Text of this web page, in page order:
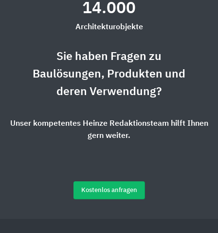
14.000
Architekturobjekte
Sie haben Fragen zu
Baulösungen, Produkten und
deren Verwendung?
Unser kompetentes Heinze Redaktionsteam hilft Ihnen
gern weiter.
Kostenlos anfragen